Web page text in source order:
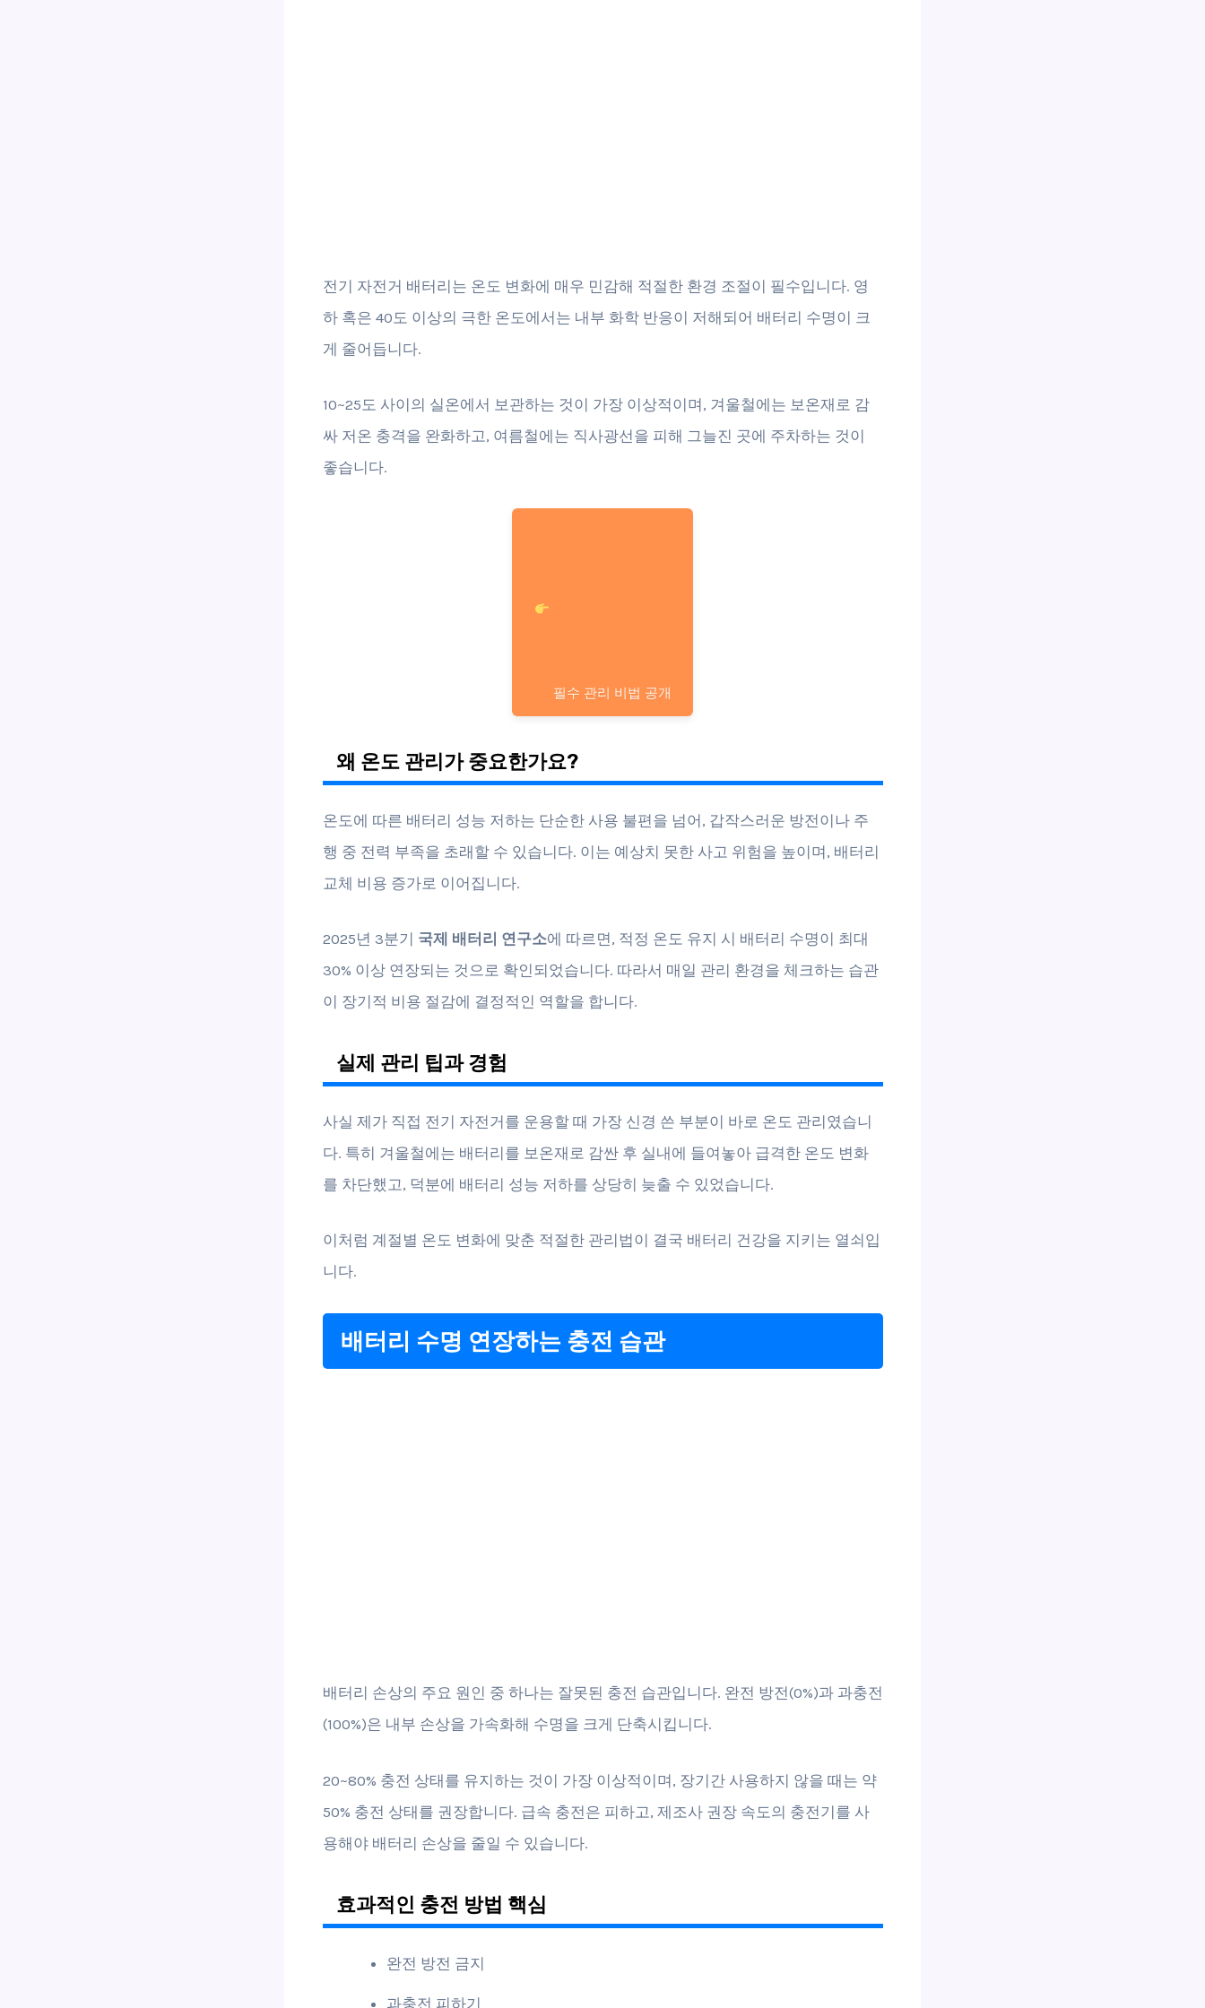
전기 자전거 배터리는 온도 변화에 매우 민감해 적절한 환경 조절이 필수입니다. 영
하 혹은 40도 이상의 극한 온도에서는 내부 화학 반응이 저해되어 배터리 수명이 크
게 줄어듭니다.
10~25도 사이의 실온에서 보관하는 것이 가장 이상적이며, 겨울철에는 보온재로 감
싸 저온 충격을 완화하고, 여름철에는 직사광선을 피해 그늘진 곳에 주차하는 것이
좋습니다.
필수 관리 비법 공개
왜 온도 관리가 중요한가요?
온도에 따른 배터리 성능 저하는 단순한 사용 불편을 넘어, 갑작스러운 방전이나 주
행 중 전력 부족을 초래할 수 있습니다. 이는 예상치 못한 사고 위험을 높이며, 배터리
교체 비용 증가로 이어집니다.
2025년 3분기 국제 배터리 연구소에 따르면, 적정 온도 유지 시 배터리 수명이 최대
30% 이상 연장되는 것으로 확인되었습니다. 따라서 매일 관리 환경을 체크하는 습관
이 장기적 비용 절감에 결정적인 역할을 합니다.
실제 관리 팁과 경험
사실 제가 직접 전기 자전거를 운용할 때 가장 신경 쓴 부분이 바로 온도 관리였습니
다. 특히 겨울철에는 배터리를 보온재로 감싼 후 실내에 들여놓아 급격한 온도 변화
를 차단했고, 덕분에 배터리 성능 저하를 상당히 늦출 수 있었습니다.
이처럼 계절별 온도 변화에 맞춘 적절한 관리법이 결국 배터리 건강을 지키는 열쇠입
니다.
배터리 수명 연장하는 충전 습관
배터리 손상의 주요 원인 중 하나는 잘못된 충전 습관입니다. 완전 방전(0%)과 과충전
(100%)은 내부 손상을 가속화해 수명을 크게 단축시킵니다.
20~80% 충전 상태를 유지하는 것이 가장 이상적이며, 장기간 사용하지 않을 때는 약
50% 충전 상태를 권장합니다. 급속 충전은 피하고, 제조사 권장 속도의 충전기를 사
용해야 배터리 손상을 줄일 수 있습니다.
효과적인 충전 방법 핵심
완전 방전 금지
과충전 피하기